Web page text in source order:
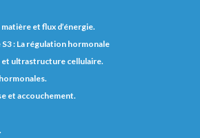
et flux d’énergie.
: La régulation hormonale
et ultrastructure cellulaire.
et accouchement.